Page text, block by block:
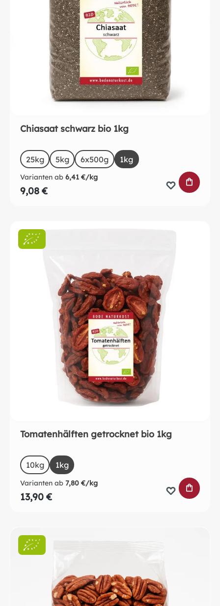
Chiasaat schwarz bio 1kg
Sizeauswählen
25kg 5kg 6x500g 1kg
Varianten ab 6,41 €/kg
9,08 €
IN DEN
Tomatenhälften getrocknet bio 1kg
Sizeauswählen
10kg 1kg
Varianten ab 7,80 €/kg
13,90 €
IN DEN